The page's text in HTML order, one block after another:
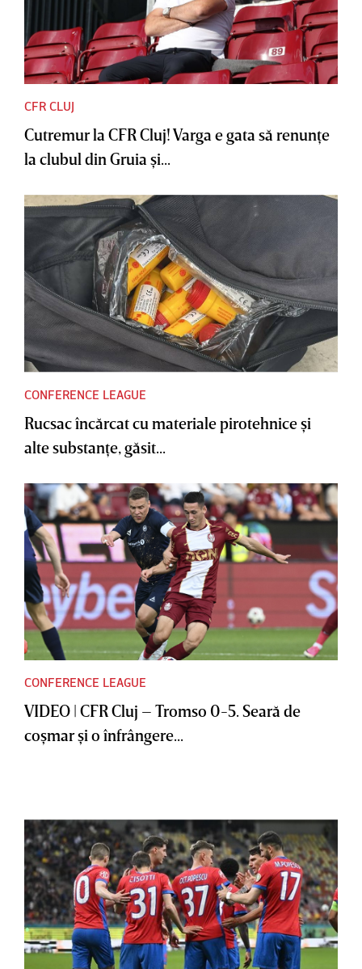
CFR CLUJ
Cutremur la CFR Cluj! Varga e gata să renunţe
la clubul din Gruia şi...
CONFERENCE LEAGUE
Rucsac încărcat cu materiale pirotehnice şi
alte substanţe, găsit...
CONFERENCE LEAGUE
VIDEO | CFR Cluj – Tromso 0-5. Seară de
coşmar şi o înfrângere...